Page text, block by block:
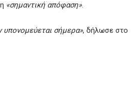
«σημαντική απόφαση».
σήμερα», δήλωσε στο